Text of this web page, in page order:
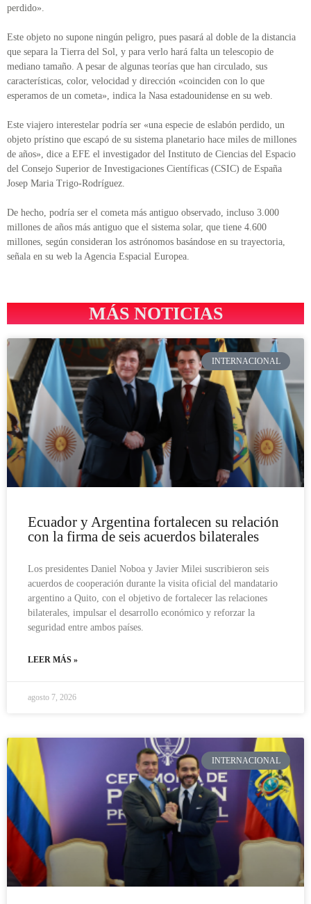
perdido».
Este objeto no supone ningún peligro, pues pasará al doble de la distancia
que separa la Tierra del Sol, y para verlo hará falta un telescopio de
mediano tamaño. A pesar de algunas teorías que han circulado, sus
características, color, velocidad y dirección «coinciden con lo que
esperamos de un cometa», indica la Nasa estadounidense en su web.
Este viajero interestelar podría ser «una especie de eslabón perdido, un
objeto prístino que escapó de su sistema planetario hace miles de millones
de años», dice a EFE el investigador del Instituto de Ciencias del Espacio
del Consejo Superior de Investigaciones Científicas (CSIC) de España
Josep Maria Trigo-Rodríguez.
De hecho, podría ser el cometa más antiguo observado, incluso 3.000
millones de años más antiguo que el sistema solar, que tiene 4.600
millones, según consideran los astrónomos basándose en su trayectoria,
señala en su web la Agencia Espacial Europea.
MÁS NOTICIAS
INTERNACIONAL
Ecuador y Argentina fortalecen su relación
con la firma de seis acuerdos bilaterales
Los presidentes Daniel Noboa y Javier Milei suscribieron seis
acuerdos de cooperación durante la visita oficial del mandatario
argentino a Quito, con el objetivo de fortalecer las relaciones
bilaterales, impulsar el desarrollo económico y reforzar la
seguridad entre ambos países.
LEER MÁS »
agosto 7, 2026
INTERNACIONAL